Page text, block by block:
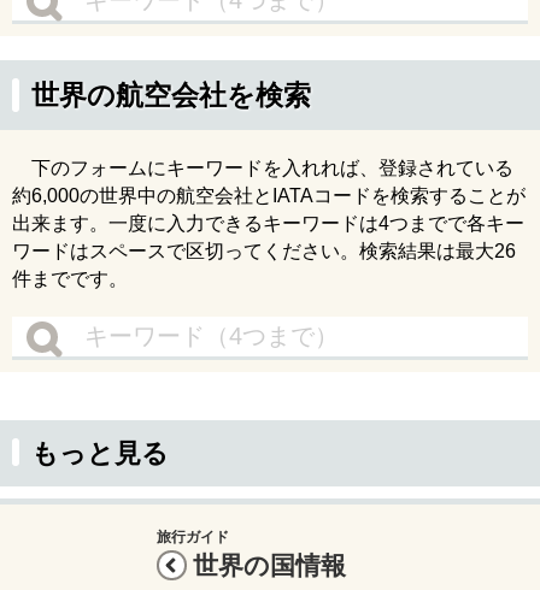
世界の航空会社を検索
下のフォームにキーワードを入れれば、登録されている
約6,000の世界中の航空会社とIATAコードを検索することが
出来ます。一度に入力できるキーワードは4つまでで各キー
ワードはスペースで区切ってください。検索結果は最大26
件までです。
もっと見る
旅行ガイド
世界の国情報